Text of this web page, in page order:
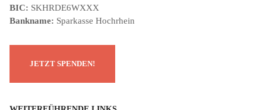
BIC: SKHRDE6WXXX
Bankname: Sparkasse Hochrhein